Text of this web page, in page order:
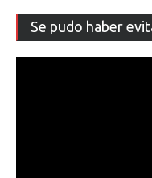
Se pudo haber